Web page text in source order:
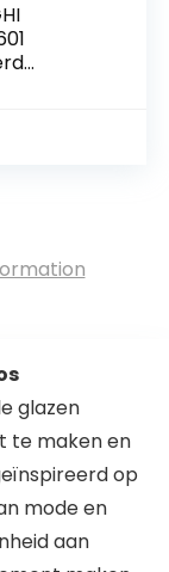
glazen
te maken en
op
mode en
aan